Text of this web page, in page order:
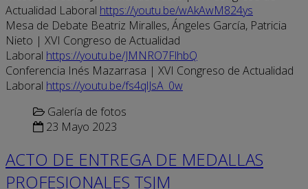
Actualidad Laboral https://youtu.be/wAkAwM824ys
Mesa de Debate Beatriz Miralles, Ángeles García, Patricia
Nieto | XVI Congreso de Actualidad
Laboral https://youtu.be/JMNRO7FlhbQ
Conferencia Inés Mazarrasa | XVI Congreso de Actualidad
Laboral https://youtu.be/fs4qlJsA_0w
Galería de fotos
23 Mayo 2023
ACTO DE ENTREGA DE MEDALLAS
PROFESIONALES TSJM